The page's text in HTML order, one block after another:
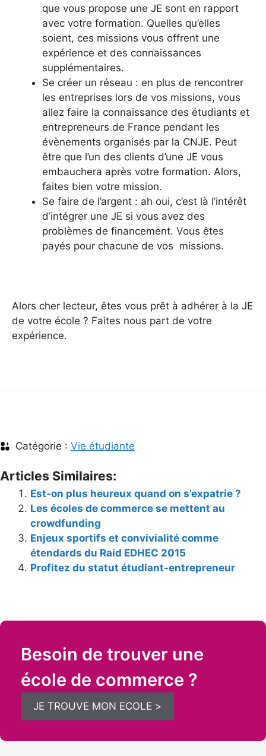
que vous propose une JE sont en rapport
avec votre formation. Quelles qu’elles
soient, ces missions vous offrent une
expérience et des connaissances
supplémentaires.
Se créer un réseau : en plus de rencontrer
les entreprises lors de vos missions, vous
allez faire la connaissance des étudiants et
entrepreneurs de France pendant les
évènements organisés par la CNJE. Peut
être que l’un des clients d’une JE vous
embauchera après votre formation. Alors,
faites bien votre mission.
Se faire de l’argent : ah oui, c’est là l’intérêt
d’intégrer une JE si vous avez des
problèmes de financement. Vous êtes
payés pour chacune de vos missions.
Alors cher lecteur, êtes vous prêt à adhérer à la JE
de votre école ? Faites nous part de votre
expérience.
Catégorie : Vie étudiante
Articles Similaires:
Est-on plus heureux quand on s’expatrie ?
Les écoles de commerce se mettent au
crowdfunding
Enjeux sportifs et convivialité comme
étendards du Raid EDHEC 2015
Profitez du statut étudiant-entrepreneur
Besoin de trouver une
école de commerce ?
JE TROUVE MON ECOLE >